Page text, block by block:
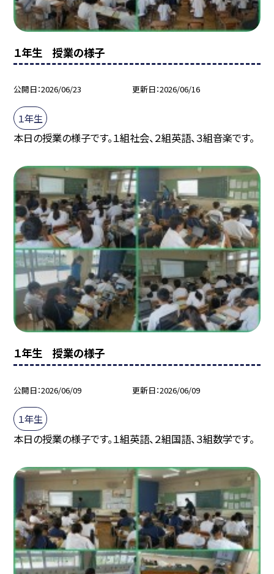
１年生 授業の様子
公開日 2026/06/23 更新日 2026/06/16
１年生
本日の授業の様子です。１組社会、２組英語、３組音楽です。
１年生 授業の様子
公開日 2026/06/09 更新日 2026/06/09
１年生
本日の授業の様子です。１組英語、２組国語、３組数学です。